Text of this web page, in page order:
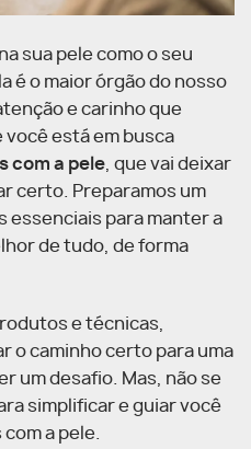
sua pele como o seu
é o maior órgão do nosso
e carinho que
está em busca
com a pele , que vai deixar
certo. Preparamos um
essenciais para manter a
de tudo, de forma
e técnicas,
o caminho certo para uma
um desafio. Mas, não se
simplificar e guiar você
a pele.